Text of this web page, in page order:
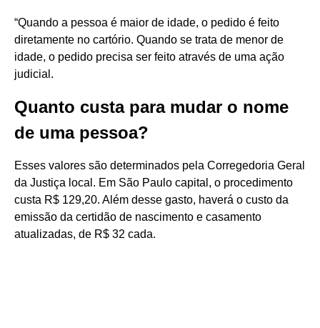
“Quando a pessoa é maior de idade, o pedido é feito
diretamente no cartório. Quando se trata de menor de
idade, o pedido precisa ser feito através de uma ação
judicial.
Quanto custa para mudar o nome
de uma pessoa?
Esses valores são determinados pela Corregedoria Geral
da Justiça local. Em São Paulo capital, o procedimento
custa R$ 129,20. Além desse gasto, haverá o custo da
emissão da certidão de nascimento e casamento
atualizadas, de R$ 32 cada.